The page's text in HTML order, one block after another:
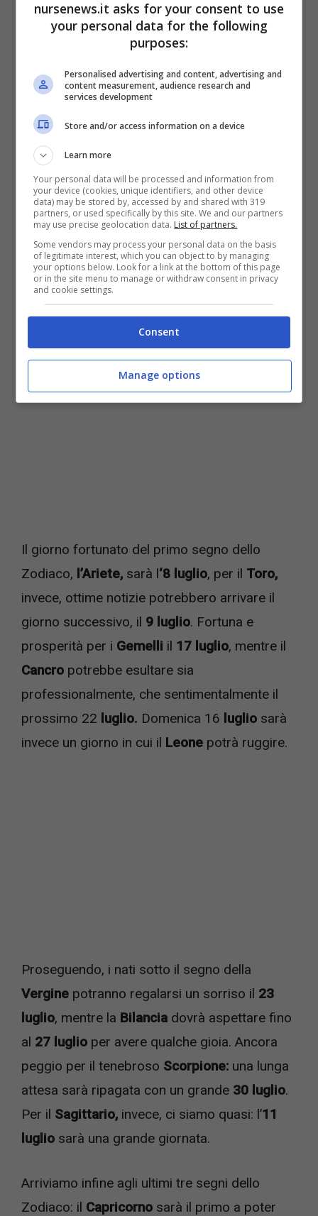
Andiamo a vedere, allora, segno per segno, il
giorno da segnare in rosso sul calendario
come giorno fortunato.
Scopri qual è il tuo giorno fortunato a luglio foto: Ansa –
Il giorno fortunato del primo segno dello
Zodiaco, l’Ariete, sarà l‘8 luglio, per il Toro,
invece, ottime notizie potrebbero arrivare il
giorno successivo, il 9 luglio. Fortuna e
prosperità per i Gemelli il 17 luglio, mentre il
Cancro potrebbe esultare sia
professionalmente, che sentimentalmente il
prossimo 22 luglio. Domenica 16 luglio sarà
invece un giorno in cui il Leone potrà ruggire.
Proseguendo, i nati sotto il segno della
Vergine potranno regalarsi un sorriso il 23
luglio, mentre la Bilancia dovrà aspettare fino
al 27 luglio per avere qualche gioia. Ancora
peggio per il tenebroso Scorpione: una lunga
attesa sarà ripagata con un grande 30 luglio.
Per il Sagittario, invece, ci siamo quasi: l’11
luglio sarà una grande giornata.
Arriviamo infine agli ultimi tre segni dello
Zodiaco: il Capricorno sarà il primo a poter
nursenews.it asks for your consent to use
your personal data for the following
purposes:
Personalised advertising and content, advertising and
content measurement, audience research and
services development
Store and/or access information on a device
Learn more
Your personal data will be processed and information from
your device (cookies, unique identifiers, and other device
data) may be stored by, accessed by and shared with 319
partners, or used specifically by this site. We and our partners
may use precise geolocation data. List of partners.
Some vendors may process your personal data on the basis
of legitimate interest, which you can object to by managing
your options below. Look for a link at the bottom of this page
or in the site menu to manage or withdraw consent in privacy
and cookie settings.
Consent
Manage options